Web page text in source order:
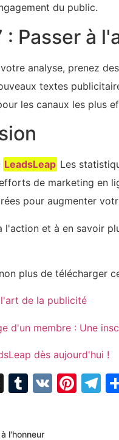
du public.
: Passer à
analyse, prenez
textes
les canaux les plus
LeadsLeap Les
de marketing en
pour augmenter
l'action ‍et à en savoir
plus de télécharger
de la publicité
d'un membre : Une
dès aujourd'hui !
X Tumblr
VK
l'honneur